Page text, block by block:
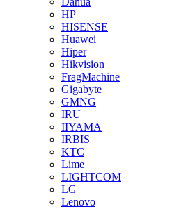
HP
HISENSE
Huawei
Hiper
Hikvision
FragMachine
Gigabyte
GMNG
IRU
IIYAMA
IRBIS
KTC
Lime
LIGHTCOM
LG
Lenovo